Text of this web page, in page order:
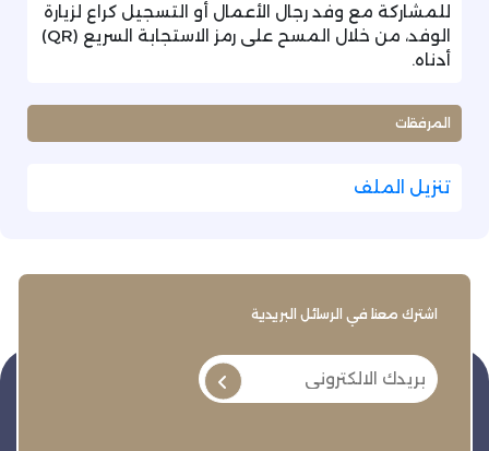
للمشاركة مع وفد رجال الأعمال أو التسجيل كراع لزيارة
الوفد، من خلال المسح على رمز الاستجابة السريع (QR)
أدناه.
المرفقات
تنزيل الملف
اشترك معنا في الرسائل البريدية